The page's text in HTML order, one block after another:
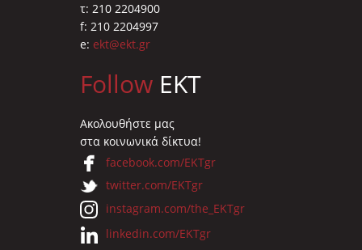
τ: 210 2204900
f: 210 2204997
e: ekt@ekt.gr
Follow EKT
Ακολουθήστε μας
στα κοινωνικά δίκτυα!
facebook.com/EKTgr
twitter.com/EKTgr
instagram.com/the_EKTgr
linkedin.com/EKTgr